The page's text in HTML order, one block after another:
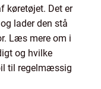
køretøjet. Det er
lader den stå
Læs mere om i
og hvilke
til regelmæssig